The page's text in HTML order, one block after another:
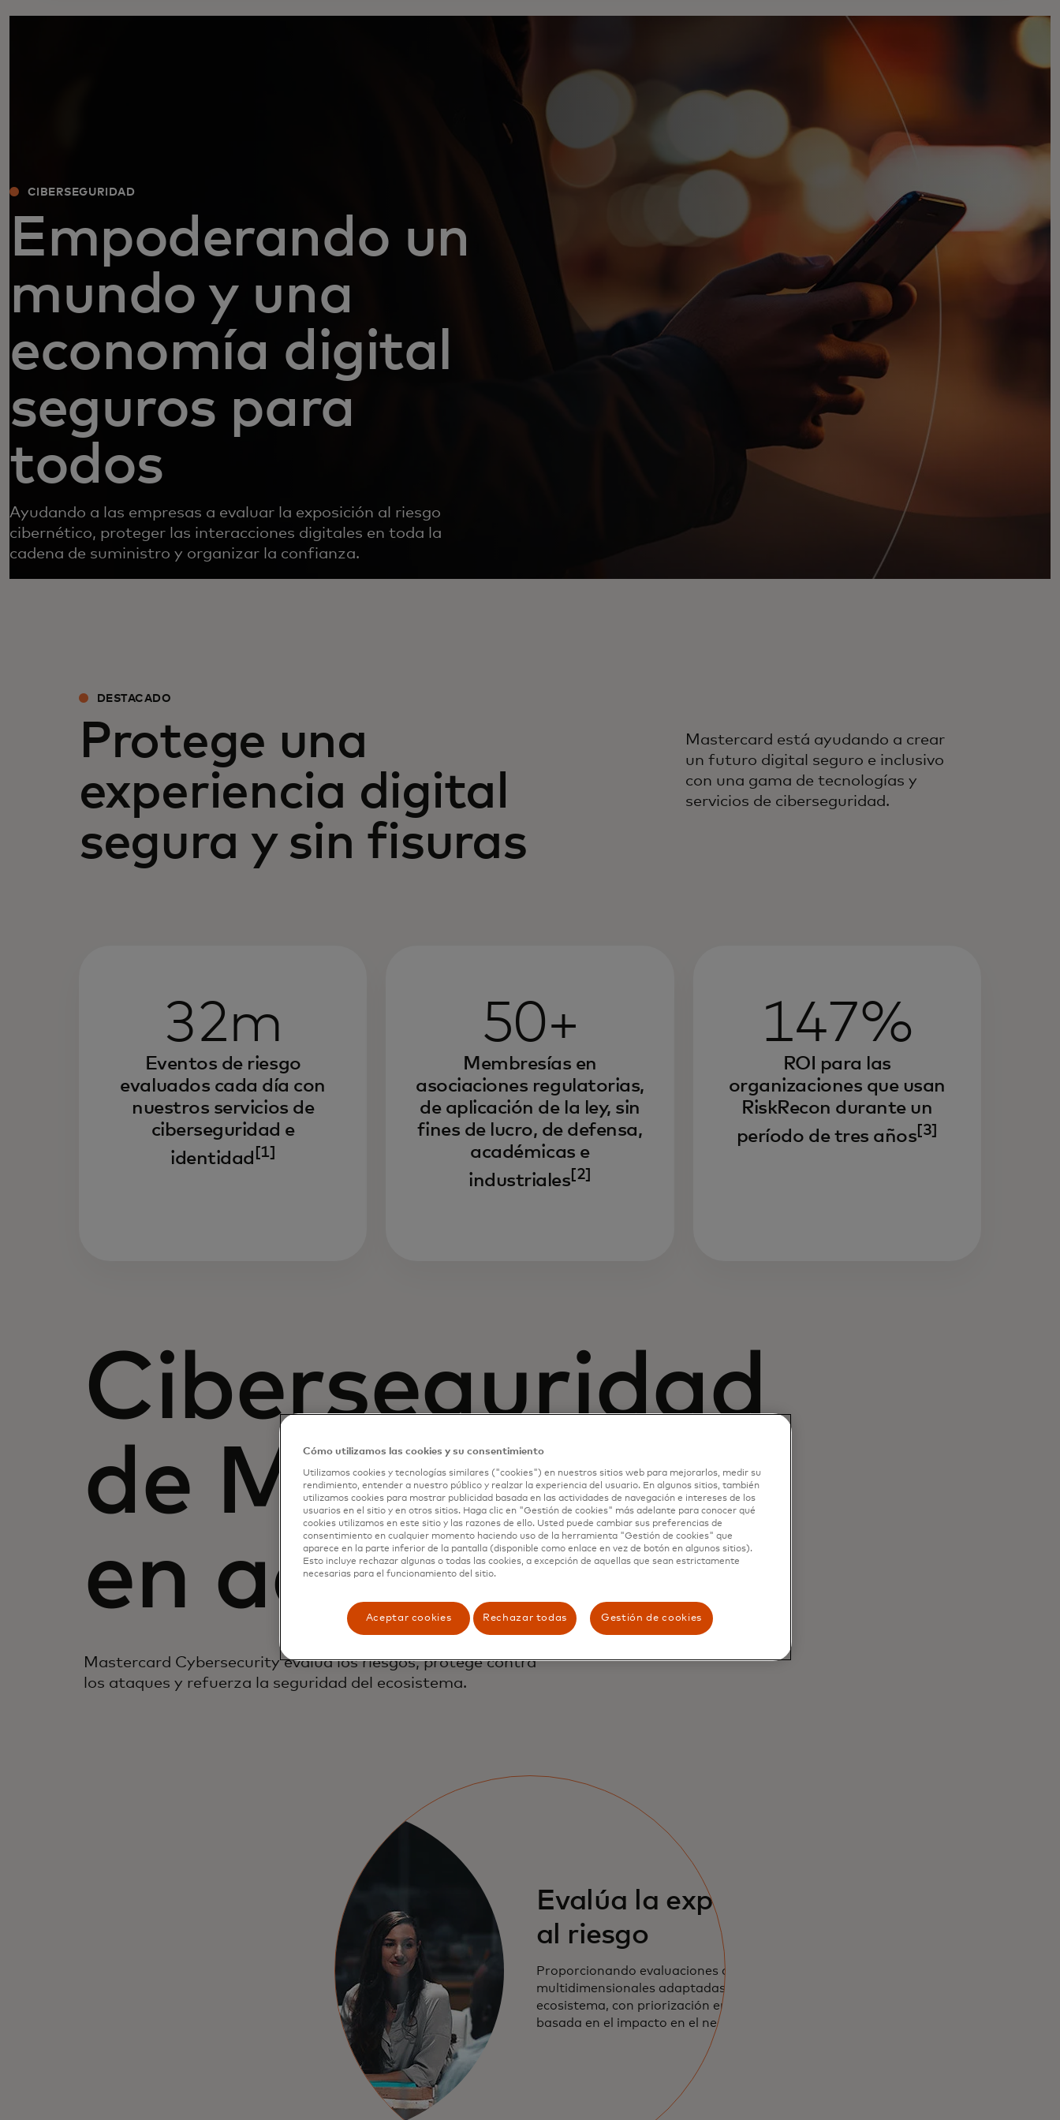
CIBERSEGURIDAD
Empoderando un
mundo y una
economía digital
seguros para
todos
Ayudando a las empresas a evaluar la exposición al riesgo
cibernético, proteger las interacciones digitales en toda la
cadena de suministro y organizar la confianza.
DESTACADO
Protege una
experiencia digital
segura y sin fisuras
Mastercard está ayudando a crear
un futuro digital seguro e inclusivo
con una gama de tecnologías y
servicios de ciberseguridad.
32m
Eventos de riesgo
evaluados cada día con
nuestros servicios de
ciberseguridad e
identidad [1]
50+
Membresías en
asociaciones regulatorias,
de aplicación de la ley, sin
fines de lucro, de defensa,
académicas e
industriales [2]
147%
ROI para las
organizaciones que usan
RiskRecon durante un
período de tres años [3]
Ciberseguridad
de Mastercard
en acción
Mastercard Cybersecurity evalúa los riesgos, protege contra
los ataques y refuerza la seguridad del ecosistema.
Evalúa la exposición
al riesgo
Proporcionando evaluaciones de riesgos
multidimensionales adaptadas a tu
ecosistema, con priorización en tiempo real
basada en el impacto en el negocio.
Cómo utilizamos las cookies y su consentimiento
Utilizamos cookies y tecnologías similares ("cookies") en nuestros sitios web para mejorarlos, medir su
rendimiento, entender a nuestro público y realzar la experiencia del usuario. En algunos sitios, también
utilizamos cookies para mostrar publicidad basada en las actividades de navegación e intereses de los
usuarios en el sitio y en otros sitios. Haga clic en "Gestión de cookies" más adelante para conocer qué
cookies utilizamos en este sitio y las razones de ello. Usted puede cambiar sus preferencias de
consentimiento en cualquier momento haciendo uso de la herramienta "Gestión de cookies" que
aparece en la parte inferior de la pantalla (disponible como enlace en vez de botón en algunos sitios).
Esto incluye rechazar algunas o todas las cookies, a excepción de aquellas que sean estrictamente
necesarias para el funcionamiento del sitio.
Aceptar cookies Rechazar todas Gestión de cookies